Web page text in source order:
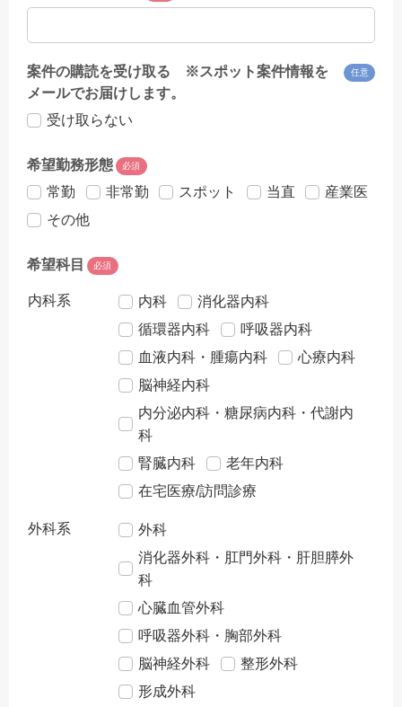
案件の購読を受け取る ※スポット案件情報を
メールでお届けします。
任意
受け取らない
希望勤務形態 必須
常勤 非常勤 スポット 当直
産業医
その他
希望科目 必須
内科系 内科
消化器内科
循環器内科
呼吸器内科
血液内科・腫瘍内科
心療内科
脳神経内科
内分泌内科・糖尿病内科・代謝内
科
腎臓内科
老年内科
在宅医療/訪問診療
外科系
外科
消化器外科・肛門外科・肝胆膵外
科
心臓血管外科
呼吸器外科・胸部外科
脳神経外科
整形外科
形成外科